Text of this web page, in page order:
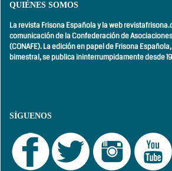
QUIÉNES SOMOS
La revista Frisona Española y la web
comunicación de la Confederación de
(CONAFE). La edición en papel de Frisona
bimestral,se publica ininterrumpidamente desde
SÍGUENOS